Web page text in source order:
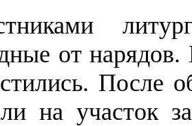
от
После
на участок